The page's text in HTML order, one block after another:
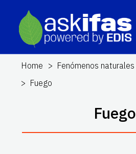
Home Fenómenos naturales
Fuego
Fuego